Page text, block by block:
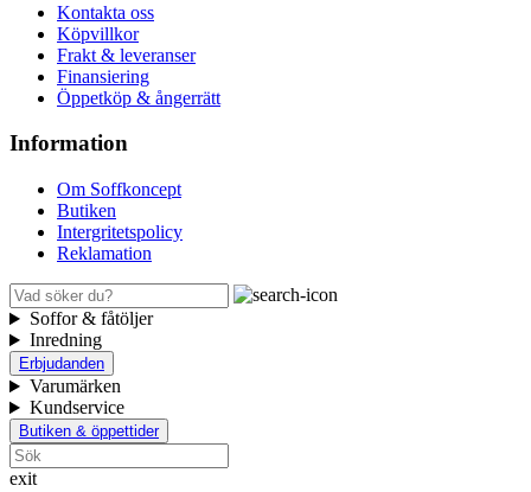
Kontakta oss
Köpvillkor
Frakt & leveranser
Finansiering
Öppetköp & ångerrätt
Information
Om Soffkoncept
Butiken
Intergritetspolicy
Reklamation
Soffor & fåtöljer
Inredning
Erbjudanden
Varumärken
Kundservice
Butiken & öppettider
exit